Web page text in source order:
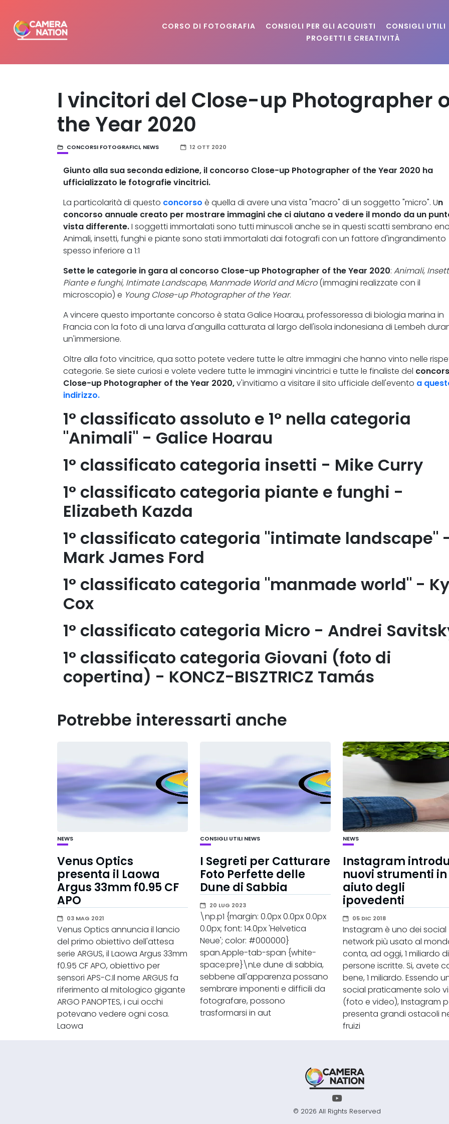
CORSO DI FOTOGRAFIA CONSIGLI PER GLI ACQUISTI
CONSIGLI UTILI
PROGETTI E CREATIVITÀ
I vincitori del Close-up Photographer
the Year 2020
CONCORSI FOTOGRAFICI, NEWS 12 OTT 2020
Giunto alla sua seconda edizione, il concorso Close-up Photographer of the Year 2020 ha
ufficializzato le fotografie vincitrici.
La particolarità di questo concorso è quella di avere una vista "macro" di un soggetto "micro". Un
concorso annuale creato per mostrare immagini che ci aiutano a vedere il mondo da un
vista differente.I soggetti immortalati sono tutti minuscoli anche se in questi scatti sembrano
Animali, insetti, funghi e piante sono stati immortalati dai fotografi con un fattore d'ingrandimento
spesso inferiore a 1:1
Sette le categorie in gara al concorso Close-up Photographer of the Year 2020: Animali,
Piante e funghi, Intimate Landscape, Manmade World and Micro(immagini realizzate con il
microscopio) e Young Close-up Photographer of the Year.
A vincere questo importante concorso è stata Galice Hoarau, professoressa di biologia marina in
Francia con la foto di una larva d'anguilla catturata al largo dell'isola indonesiana di Lembeh
un'immersione.
Oltre alla foto vincitrice, qua sotto potete vedere tutte le altre immagini che hanno vinto nelle
categorie. Se siete curiosi e volete vedere tutte le immagini vincintrici e tutte le finaliste del
Close-up Photographer of the Year 2020,v'invitiamo a visitare il sito ufficiale dell'evento a
indirizzo.
1° classificato assoluto e 1° nella categoria
"Animali" - Galice Hoarau
1° classificato categoria insetti - Mike Curry
1° classificato categoria piante e funghi -
Elizabeth Kazda
1° classificato categoria "intimate landscape"
Mark James Ford
1° classificato categoria "manmade world" -
Cox
1° classificato categoria Micro - Andrei
1° classificato categoria Giovani (foto di
copertina) - KONCZ-BISZTRICZ Tamás
Potrebbe interessarti anche
NEWS
Venus Optics
presenta il Laowa
Argus 33mm f0.95 CF
APO
03 MAG 2021
Venus Optics annuncia il lancio
del primo obiettivo dell'attesa
serie ARGUS, il Laowa Argus 33mm
f0.95 CF APO, obiettivo per
sensori APS-C.Il nome ARGUS fa
riferimento al mitologico gigante
ARGO PANOPTES, i cui occhi
potevano vedere ogni cosa.
Laowa
CONSIGLI UTILI NEWS
I Segreti per Catturare
Foto Perfette delle
Dune di Sabbia
20 LUG 2023
\np.p1 {margin: 0.0px 0.0px 0.0px
0.0px; font: 14.0px 'Helvetica
Neue'; color: #000000}
span.Apple-tab-span {white-
space:pre}\nLe dune di sabbia,
sebbene all'apparenza possano
sembrare imponenti e difficili da
fotografare, possono
trasformarsi in aut
NEWS
Instagram
nuovi strumenti in
aiuto degli
ipovedenti
05 DIC 2018
Instagram è uno dei social
network più usato al
conta, ad oggi, 1 miliardo di
persone iscritte. Si, avete
bene, 1 miliardo. Essendo
social praticamente solo
(foto e video), Instagram
presenta grandi ostacoli
fruizi
© 2026 All Rights Reserved